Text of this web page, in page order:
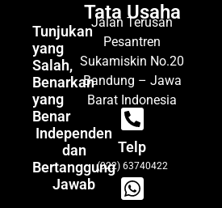
Tunjukan
yang
Salah,
Benarkan
yang
Benar
Independen
dan
Bertanggung
Jawab
Tata Usaha
Jalan Terusan
Pesantren
Sukamiskin No.20
Bandung – Jawa
Barat Indonesia
Telp
(022) 63740422